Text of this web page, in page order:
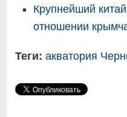
Крупнейший
отношении
Теги: акватория